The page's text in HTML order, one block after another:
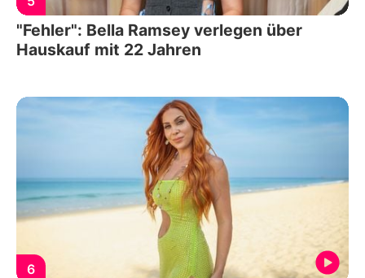
"Fehler": Bella Ramsey verlegen über
Hauskauf mit 22 Jahren
6